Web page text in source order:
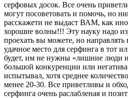
серфовых досок. Все очень
могут посоветовать и помочь, но
расскажети не выдаст ВАМ, как
хорошие волны!!! Эту науку надо
проехать вы можете, но
удачное место для серфинга в тот
будет, им не нужны «лишние люди
большой конкуренции или
испытывал, хотя среднее
менее 20-30. Все приветливы и
серфинга очень раслабленая и